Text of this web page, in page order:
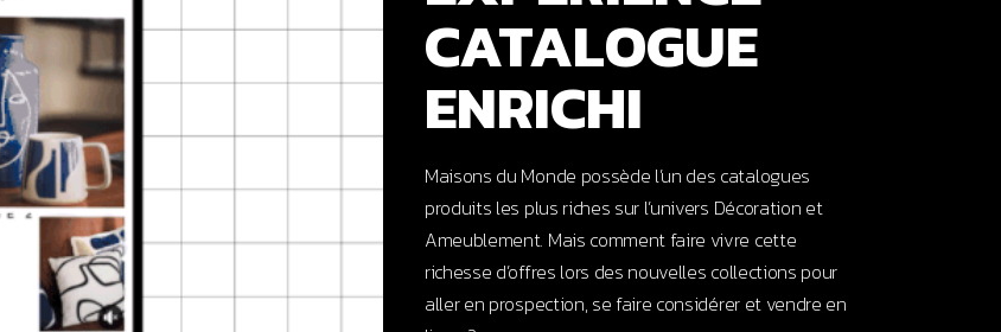
CATALOGUE
ENRICHI
Maisons du Monde possède l’un des catalogues
produits les plus riches sur l’univers Décoration et
Ameublement. Mais comment faire vivre cette
richesse d’offres lors des nouvelles collections pour
aller en prospection, se faire considérer et vendre en